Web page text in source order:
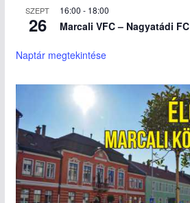
SZEPT
26
16:00 - 18:00
Marcali VFC – Nagyatádi FC
Naptár megtekintése